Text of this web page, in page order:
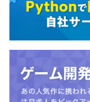
1〜4名で各プロ
短いものは1カ月